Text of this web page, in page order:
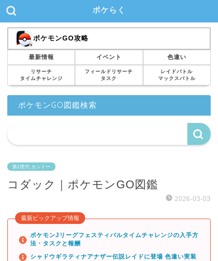
ポケらく
ポケモンGO攻略
最新情報 イベント 色違い
リサーチ
タイムチャレンジ
フィールドリサーチ
タスク
レイドバトル
マックスバトル
ポケモンGO図鑑検索
第1世代 カントー
コダック｜ポケモンGO図鑑
2026-03-03
最新ピックアップ情報
ポケモンJリーグフェスティバルタイムチャレンジの入手方
法・タスクと報酬
シャドウギラティナアナザー伝説レイドに登場 色違い実装